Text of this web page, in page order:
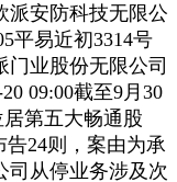
派安防科技无限公
平易近初3314号
门业股份无限公司
09:00截至9月30
第五大畅通股
告24则，案由为承
司从停业务涉及次